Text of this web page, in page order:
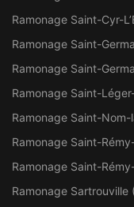
Ramonage Saint-Cyr-
Ramonage Saint-
Ramonage Saint-
Ramonage Saint-
Ramonage Saint-
Ramonage Saint-
Ramonage Saint-
Ramonage Sartrouville